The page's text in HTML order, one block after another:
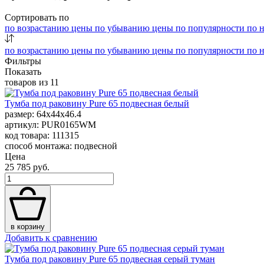
Сортировать по
по возрастанию цены по убыванию цены по популярности по
по возрастанию цены по убыванию цены по популярности по
Фильтры
Показать
товаров из 11
Тумба под раковину Pure 65 подвесная белый
размер: 64x44x46.4
артикул: PUR0165WM
код товара: 111315
способ монтажа: подвесной
Цена
25 785 руб.
в корзину
Добавить к сравнению
Тумба под раковину Pure 65 подвесная серый туман